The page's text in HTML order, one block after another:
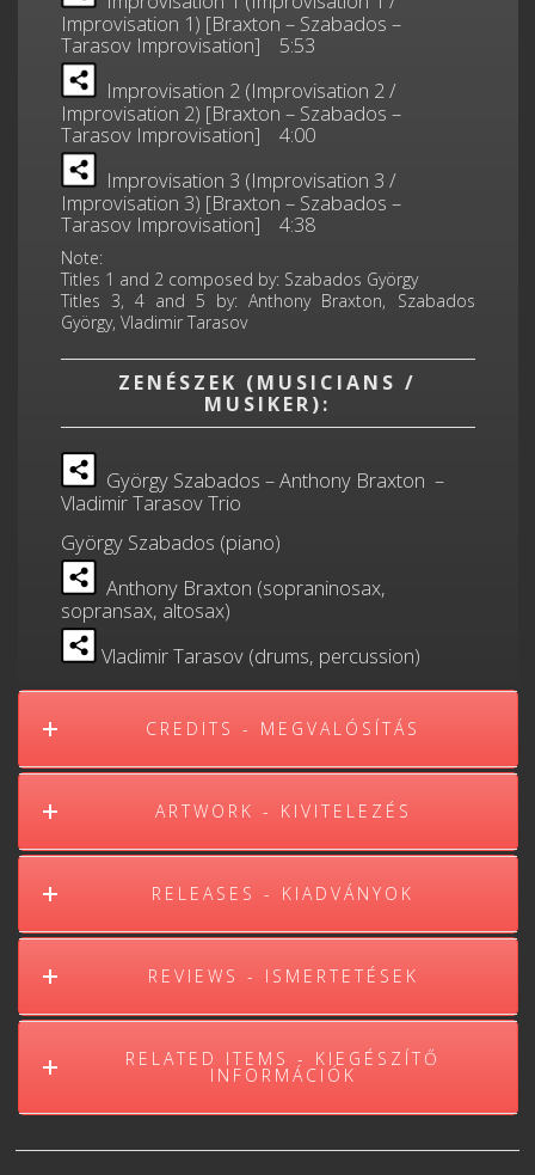
Improvisation 1) [Braxton – Szabados –
Tarasov Improvisation] 5:53
Improvisation 2 (Improvisation 2 /
Improvisation 2) [Braxton – Szabados –
Tarasov Improvisation] 4:00
Improvisation 3 (Improvisation 3 /
Improvisation 3) [Braxton – Szabados –
Tarasov Improvisation] 4:38
Note:
Titles 1 and 2 composed by: Szabados György
Titles 3, 4 and 5 by: Anthony Braxton, Szabados
György, Vladimir Tarasov
ZENÉSZEK (MUSICIANS /
MUSIKER):
György Szabados – Anthony Braxton –
Vladimir Tarasov Trio
György Szabados (piano)
Anthony Braxton (sopraninosax,
sopransax, altosax)
Vladimir Tarasov (drums, percussion)
CREDITS - MEGVALÓSÍTÁS
ARTWORK - KIVITELEZÉS
RELEASES - KIADVÁNYOK
REVIEWS - ISMERTETÉSEK
RELATED ITEMS - KIEGÉSZÍTŐ
INFORMÁCIÓK